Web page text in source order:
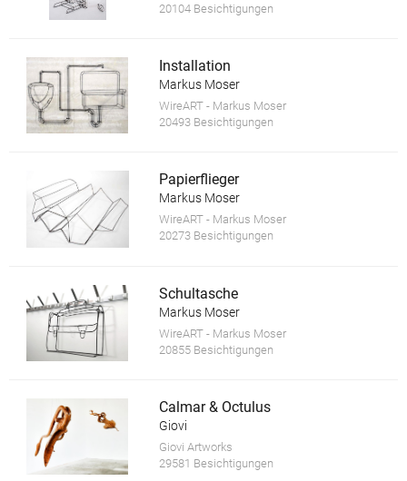
20104 Besichtigungen
Installation
Markus Moser
WireART - Markus Moser
20493 Besichtigungen
Papierflieger
Markus Moser
WireART - Markus Moser
20273 Besichtigungen
Schultasche
Markus Moser
WireART - Markus Moser
20855 Besichtigungen
Calmar & Octulus
Giovi
Giovi Artworks
29581 Besichtigungen